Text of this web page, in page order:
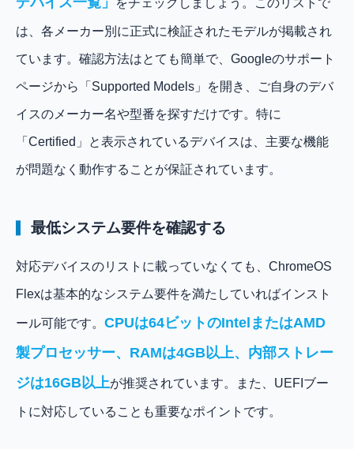
をチェックしましょう。このリストで
は、各メーカー別に正式に検証されたモデルが掲載され
ています。確認方法はとても簡単で、Googleのサポート
ページから「Supported Models」を開き、ご自身のデバ
イスのメーカー名や型番を探すだけです。特に
「Certified」と表示されているデバイスは、主要な機能
が問題なく動作することが保証されています。
最低システム要件を確認する
対応デバイスのリストに載っていなくても、ChromeOS
Flexは基本的なシステム要件を満たしていればインスト
ール可能です。 CPUは64ビットのIntelまたはAMD
製プロセッサー、RAMは4GB以上、内部ストレー
ジは16GB以上が推奨されています。また、UEFIブー
トに対応していることも重要なポイントです。